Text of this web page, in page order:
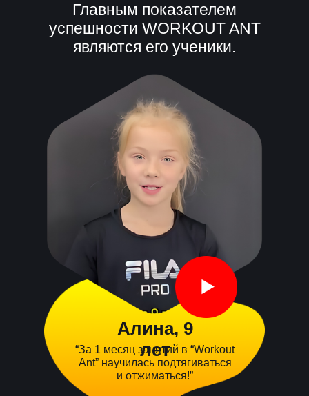
Главным показателем
успешности WORKOUT ANT
являются его ученики.
Алина, 9
лет
“За 1 месяц занятий в “Workout
Ant” научилась подтягиваться
и отжиматься!”